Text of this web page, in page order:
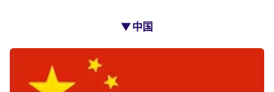
▼中国